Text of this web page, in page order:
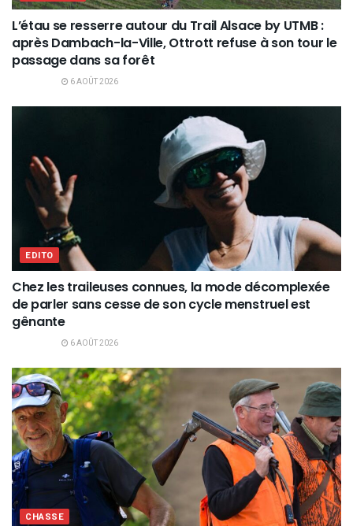
L’étau se resserre autour du Trail Alsace by UTMB :
après Dambach-la-Ville, Ottrott refuse à son tour le
passage dans sa forêt
6 AOÛT 2026
EDITO
Chez les traileuses connues, la mode décomplexée
de parler sans cesse de son cycle menstruel est
gênante
6 AOÛT 2026
CHASSE